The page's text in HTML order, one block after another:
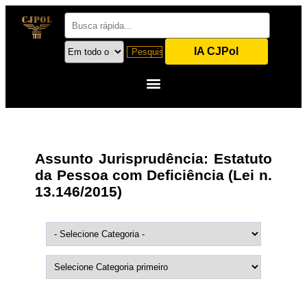
IA CJPol
Assunto Jurisprudência: Estatuto
da Pessoa com Deficiência (Lei n.
13.146/2015)